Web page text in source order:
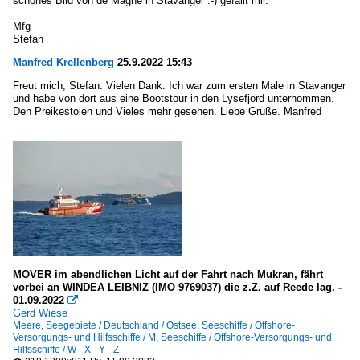
Mfg
Stefan
Manfred Krellenberg 25.9.2022 15:43
Freut mich, Stefan. Vielen Dank. Ich war zum ersten Male in Stavanger
und habe von dort aus eine Bootstour in den Lysefjord unternommen.
Den Preikestolen und Vieles mehr gesehen. Liebe Grüße. Manfred
MOVER im abendlichen Licht auf der Fahrt nach Mukran, fährt
vorbei an WINDEA LEIBNIZ (IMO 9769037) die z.Z. auf Reede lag. -
01.09.2022 
Gerd Wiese
Meere, Seegebiete / Deutschland / Ostsee, Seeschiffe / Offshore-
Versorgungs- und Hilfsschiffe / M, Seeschiffe / Offshore-Versorgungs- und
Hilfsschiffe / W - X - Y - Z